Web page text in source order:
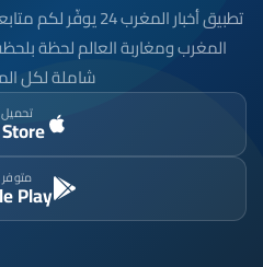
تطبيق أخبار المغرب
المغرب ومغاربة العالم لحظة
شاملة لكل
Play